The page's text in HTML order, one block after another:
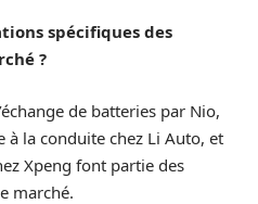
spécifiques des
?
de batteries par Nio,
à la conduite chez Li Auto, et
Xpeng font partie des
marché.